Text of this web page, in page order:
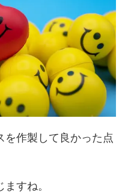
を作製して良かった点
すね。